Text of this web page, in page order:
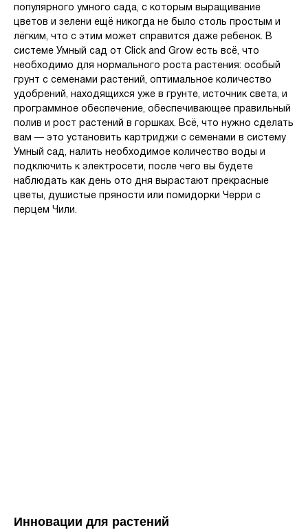
популярного умного сада, с которым выращивание
цветов и зелени ещё никогда не было столь простым и
лёгким, что с этим может справится даже ребенок. В
системе Умный сад от Click and Grow есть всё, что
необходимо для нормального роста растения: особый
грунт с семенами растений, оптимальное количество
удобрений, находящихся уже в грунте, источник света, и
программное обеспечение, обеспечивающее правильный
полив и рост растений в горшках. Всё, что нужно сделать
вам — это установить картриджи с семенами в систему
Умный сад, налить необходимое количество воды и
подключить к электросети, после чего вы будете
наблюдать как день ото дня вырастают прекрасные
цветы, душистые пряности или помидорки Черри с
перцем Чили.
Инновации для растений